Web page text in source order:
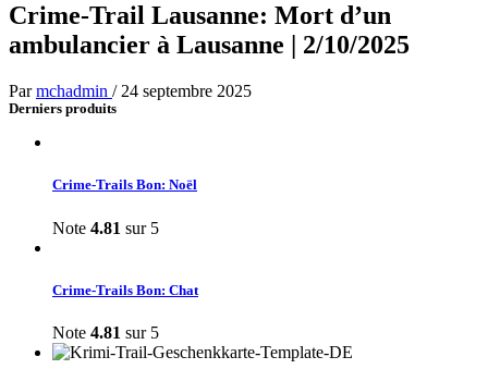
Crime-Trail Lausanne: Mort d’un
ambulancier à Lausanne | 2/10/2025
Parmchadmin / 24 septembre 2025
Derniers produits
Crime-Trails Bon: Noël
Note 4.81 sur 5
Crime-Trails Bon: Chat
Note 4.81 sur 5